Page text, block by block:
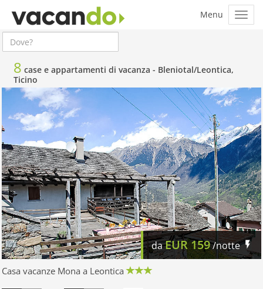
8 case e appartamenti di vacanza - Bleniotal/Leontica,
Ticino
daEUR159/notte
Casa vacanze Mona a Leontica